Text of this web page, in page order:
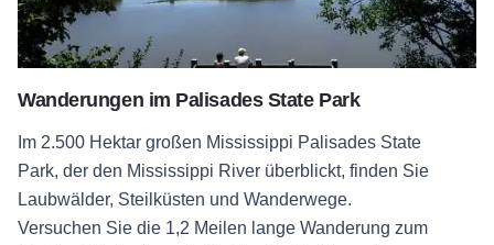
Wanderungen im Palisades State Park
Im 2.500 Hektar großen Mississippi Palisades State
Park, der den Mississippi River überblickt, finden Sie
Laubwälder, Steilküsten und Wanderwege.
Versuchen Sie die 1,2 Meilen lange Wanderung zum